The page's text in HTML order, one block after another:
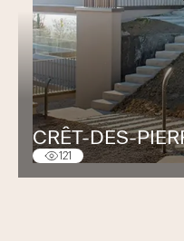
CRÊT-DES-
121